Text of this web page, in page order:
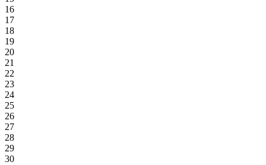
16
17
18
19
20
21
22
23
24
25
26
27
28
29
30